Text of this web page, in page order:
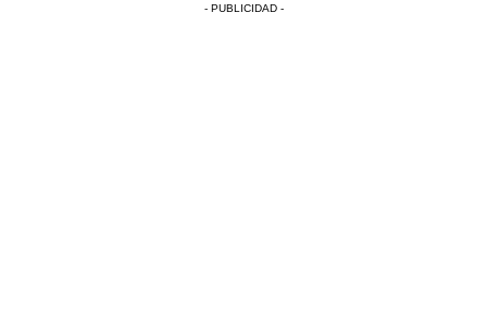
- PUBLICIDAD -